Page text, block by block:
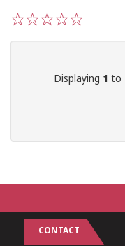
Displaying 1 to
CONTACT